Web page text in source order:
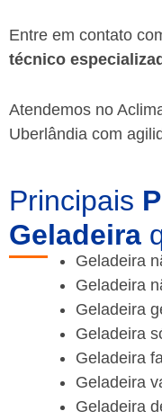
Entre em contato
técnico
Atendemos no
Uberlândia com
Principais
Geladeira
Geladeira
Geladeira
Geladeira
Geladeira
Geladeira
Geladeira
Geladeira